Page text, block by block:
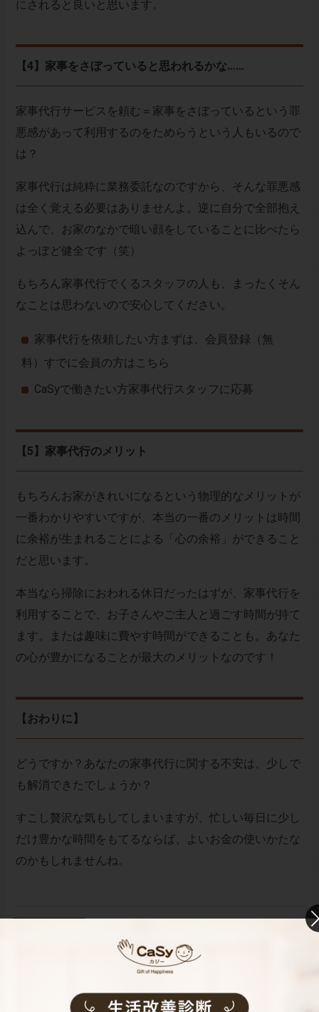
にされると良いと思います。
【4】家事をさぼっていると思われるかな……
家事代行サービスを頼む＝家事をさぼっているという罪
悪感があって利用するのをためらうという人もいるので
は？
家事代行は純粋に業務委託なのですから、そんな罪悪感
は全く覚える必要はありませんよ。逆に自分で全部抱え
込んで、お家のなかで暗い顔をしていることに比べたら
よっぽど健全です（笑）
もちろん家事代行でくるスタッフの人も、まったくそん
なことは思わないので安心してください。
家事代行を依頼したい方まずは、会員登録（無
料） すでに会員の方はこちら
CaSyで働きたい方家事代行スタッフに応募
【5】家事代行のメリット
もちろんお家がきれいになるという物理的なメリットが
一番わかりやすいですが、本当の一番のメリットは時間
に余裕が生まれることによる「心の余裕」ができること
だと思います。
本当なら掃除におわれる休日だったはずが、家事代行を
利用することで、お子さんやご主人と過ごす時間が持て
ます。または趣味に費やす時間ができることも。あなた
の心が豊かになることが最大のメリットなのです！
【おわりに】
どうですか？あなたの家事代行に関する不安は、少しで
も解消できたでしょうか？
すこし贅沢な気もしてしまいますが、忙しい毎日に少し
だけ豊かな時間をもてるならば、よいお金の使いかたな
のかもしれませんね。
CaSy（カジー）のご案内